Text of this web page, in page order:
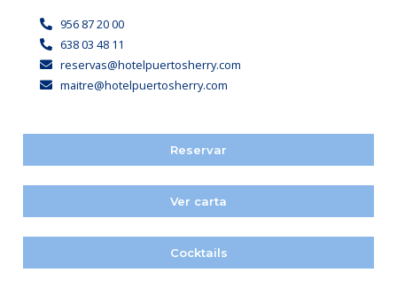
956 87 20 00
638 03 48 11
reservas@hotelpuertosherry.com
maitre@hotelpuertosherry.com
Reservar
Ver carta
Cocktails